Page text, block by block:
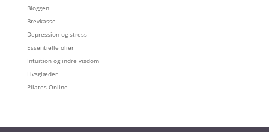
Bloggen
Brevkasse
Depression og stress
Essentielle olier
Intuition og indre visdom
Livsglæder
Pilates Online